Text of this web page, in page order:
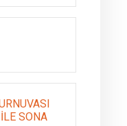
SONA